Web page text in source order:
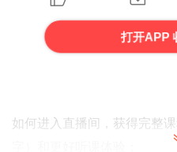
打开APP
如何进入直播间， 获得完整